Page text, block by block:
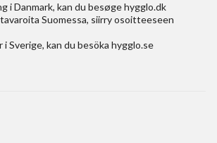
i Danmark, kan du besøgehygglo.dk
Suomessa, siirry osoitteeseen
i Sverige, kan du besöka hygglo.se